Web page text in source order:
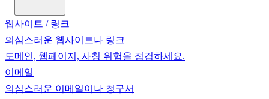
웹사이트 / 링크
의심스러운 웹사이트나 링크
도메인, 웹페이지, 사칭 위험을 점검하세요.
이메일
의심스러운 이메일이나 청구서